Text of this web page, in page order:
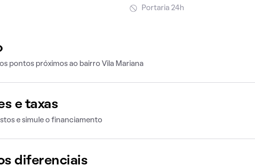
Portaria 24h
pontos próximos ao bairro Vila Mariana
e taxas
e simule o financiamento
diferenciais